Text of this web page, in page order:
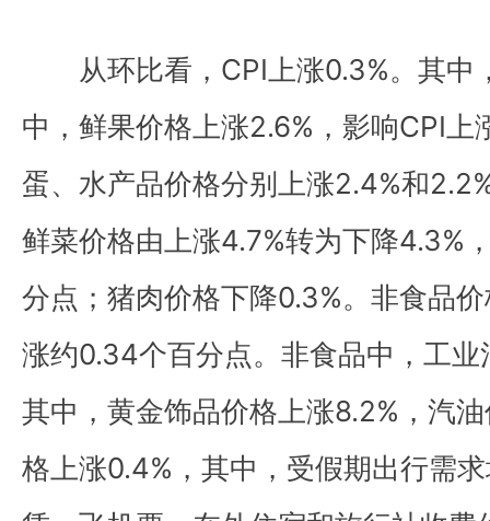
从环比看，CPI上涨0.3%。其中
中，鲜果价格上涨2.6%，影响CPI上
蛋、水产品价格分别上涨2.4%和
鲜菜价格由上涨4.7%转为下降4.3%
分点；猪肉价格下降0.3%。非食品
涨约0.34个百分点。非食品中，工
其中，黄金饰品价格上涨8.2%，汽
格上涨0.4%，其中，受假期出行需